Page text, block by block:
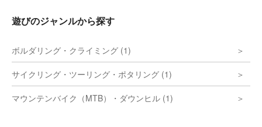
遊びのジャンルから探す
ボルダリング・クライミング (1)
サイクリング・ツーリング・ポタリング (1)
マウンテンバイク（MTB）・ダウンヒル (1)